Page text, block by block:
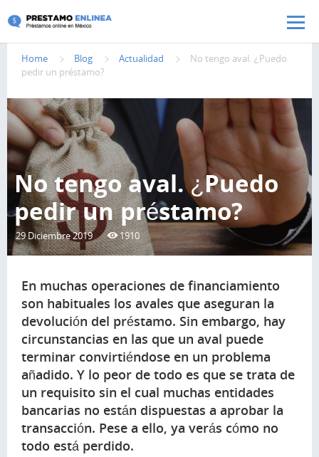
Pasar al contenido principal
Home Blog Actualidad
No tengo aval. ¿Puedo
pedir un préstamo?
No tengo aval. ¿Puedo
pedir un préstamo?
29 Diciembre 2019 1910
En muchas operaciones de financiamiento
son habituales los avales que aseguran la
devolución del préstamo. Sin embargo, hay
circunstancias en las que un aval puede
terminar convirtiéndose en un problema
añadido. Y lo peor de todo es que se trata de
un requisito sin el cual muchas entidades
bancarias no están dispuestas a aprobar la
transacción. Pese a ello, ya verás cómo no
todo está perdido.